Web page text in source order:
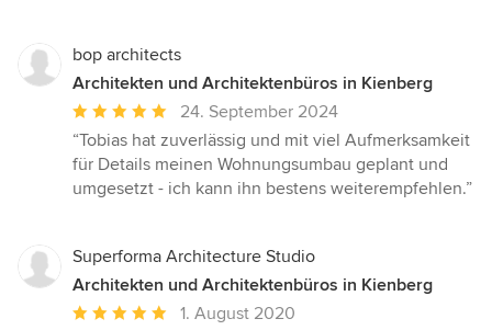
bop architects
Architekten und Architektenbüros in Kienberg
Durchschnittliche
Bewertung:
5
von
24. September 2024
“Tobias hat zuverlässig und mit viel Aufmerksamkeit
für Details meinen Wohnungsumbau geplant und
umgesetzt - ich kann ihn bestens weiterempfehlen.”
Superforma Architecture Studio
Architekten und Architektenbüros in Kienberg
Durchschnittliche1. August 2020